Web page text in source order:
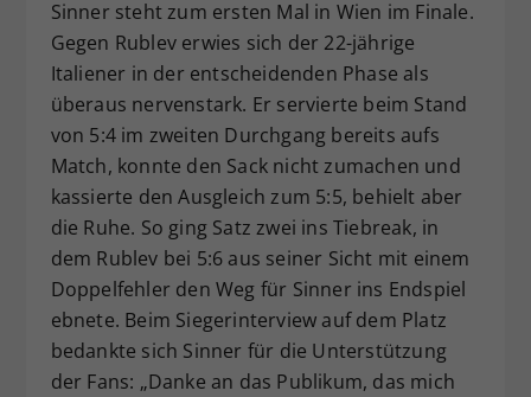
Sinner steht zum ersten Mal in Wien im Finale.
Gegen Rublev erwies sich der 22-jährige
Italiener in der entscheidenden Phase als
überaus nervenstark. Er servierte beim Stand
von 5:4 im zweiten Durchgang bereits aufs
Match, konnte den Sack nicht zumachen und
kassierte den Ausgleich zum 5:5, behielt aber
die Ruhe. So ging Satz zwei ins Tiebreak, in
dem Rublev bei 5:6 aus seiner Sicht mit einem
Doppelfehler den Weg für Sinner ins Endspiel
ebnete. Beim Siegerinterview auf dem Platz
bedankte sich Sinner für die Unterstützung
der Fans: „Danke an das Publikum, das mich